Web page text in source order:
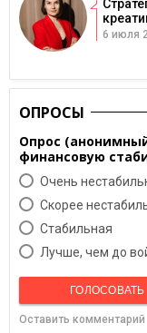
6 июля
ОПРОСЫ
Опрос
финансовую
Очень
Скорее
Cтабильная
Лучше, чем до
ГОЛОСОВАТЬ
Оставить комментарий